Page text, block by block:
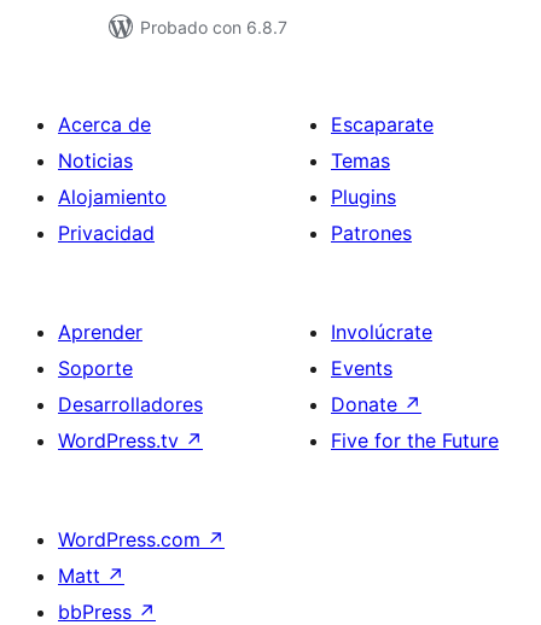
Probado con 6.8.7
Acerca de
Noticias
Alojamiento
Privacidad
Escaparate
Temas
Plugins
Patrones
Aprender
Soporte
Desarrolladores
WordPress.tv ↗
Involúcrate
Events
Donate ↗
Five for the Future
WordPress.com ↗
Matt ↗
bbPress ↗